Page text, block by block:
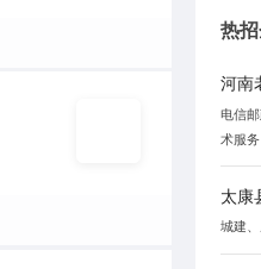
热
河南
电信
术服务
太康
城建